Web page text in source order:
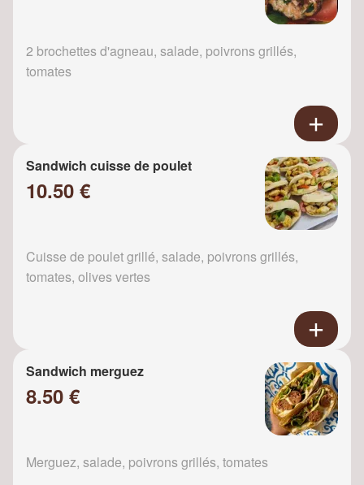
2 brochettes d'agneau, salade, poivrons grillés,
tomates
Sandwich cuisse de poulet
10.50 €
Cuisse de poulet grillé, salade, poivrons grillés,
tomates, olives vertes
Sandwich merguez
8.50 €
Merguez, salade, poivrons grillés, tomates